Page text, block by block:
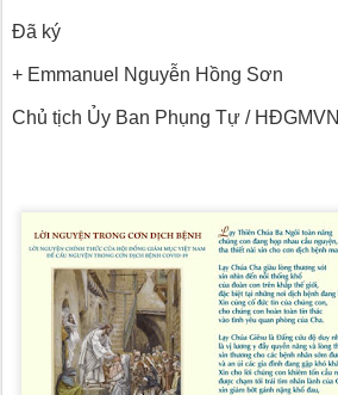
Đã ký
+ Emmanuel Nguyễn Hồng Sơn
Chủ tịch Ủy Ban Phụng Tự / HĐGMVN